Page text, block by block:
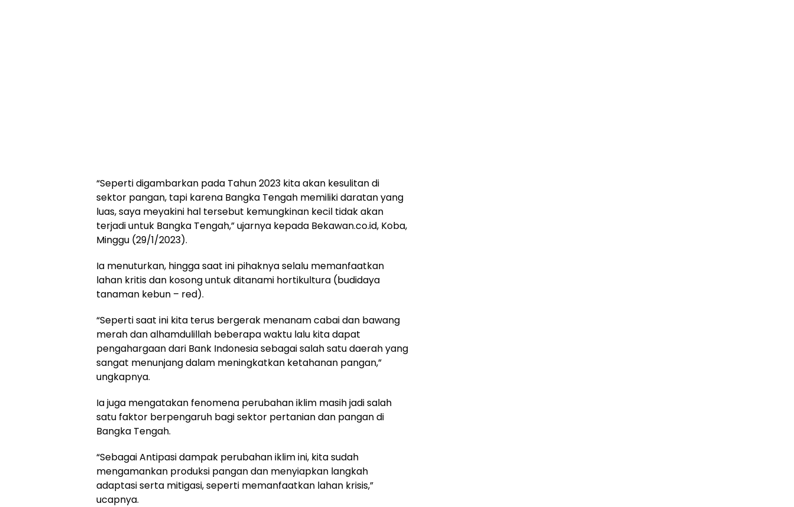
“Seperti digambarkan pada Tahun 2023 kita akan kesulitan di
sektor pangan, tapi karena Bangka Tengah memiliki daratan yang
luas, saya meyakini hal tersebut kemungkinan kecil tidak akan
terjadi untuk Bangka Tengah,” ujarnya kepada Bekawan.co.id, Koba,
Minggu (29/1/2023).
Ia menuturkan, hingga saat ini pihaknya selalu memanfaatkan
lahan kritis dan kosong untuk ditanami hortikultura (budidaya
tanaman kebun – red).
“Seperti saat ini kita terus bergerak menanam cabai dan bawang
merah dan alhamdulillah beberapa waktu lalu kita dapat
pengahargaan dari Bank Indonesia sebagai salah satu daerah yang
sangat menunjang dalam meningkatkan ketahanan pangan,”
ungkapnya.
Ia juga mengatakan fenomena perubahan iklim masih jadi salah
satu faktor berpengaruh bagi sektor pertanian dan pangan di
Bangka Tengah.
“Sebagai Antipasi dampak perubahan iklim ini, kita sudah
mengamankan produksi pangan dan menyiapkan langkah
adaptasi serta mitigasi, seperti memanfaatkan lahan krisis,”
ucapnya.